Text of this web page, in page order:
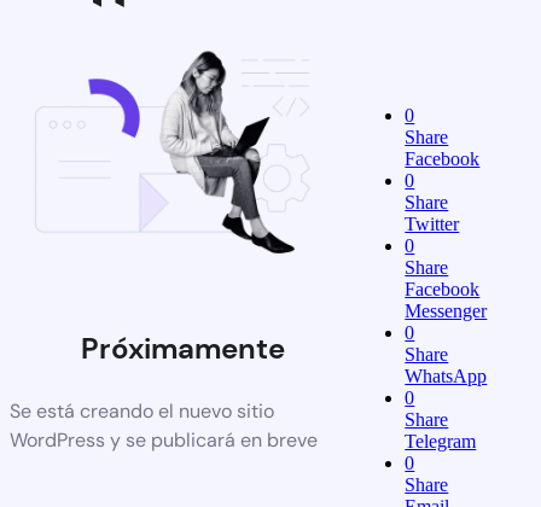
Próximamente
Se está creando el nuevo sitio
WordPress y se publicará en breve
0
Share
Facebook
0
Share
Twitter
0
Share
Facebook
Messenger
0
Share
WhatsApp
0
Share
Telegram
0
Share